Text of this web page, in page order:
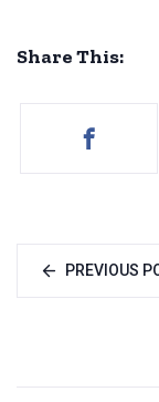
Share This:
PREVIOUS